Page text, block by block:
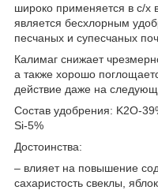
широко применяется в с/х
является бесхлорным
песчаных и супесчаных
Калимаг снижает
а также хорошо
действие даже на
Состав удобрения: K2O-
Si-5%
Достоинства:
– влияет на повышение
сахаристость свеклы, яблок.